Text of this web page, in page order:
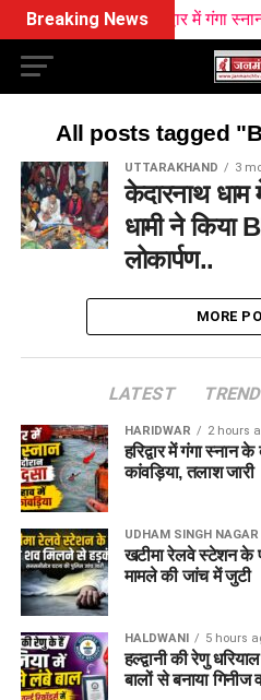
Breaking Newsहरिद्वार में गंगा स्नान
All posts tagged
UTTARAKHAND 3
केदारनाथ धाम
धामी ने किया
लोकार्पण..
MORE
LATEST
HARIDWAR 2 hours
हरिद्वार में गंगा स्नान
कांवड़िया, तलाश जारी
UDHAM SINGH NAGAR
खटीमा रेलवे स्टेशन के
मामले की जांच में जुटी
HALDWANI 5 hours
हल्द्वानी की रेणु
बालों से बनाया गिनीज